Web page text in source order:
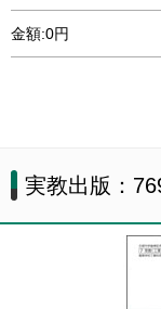
金額:0円
実教出版：